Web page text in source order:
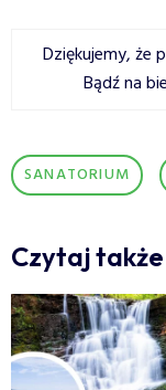
Dziękujemy, że
Bądź na
SANATORIUM
Czytaj także